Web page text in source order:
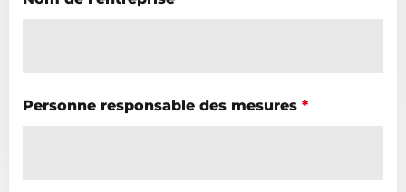
Personne responsable des mesures *